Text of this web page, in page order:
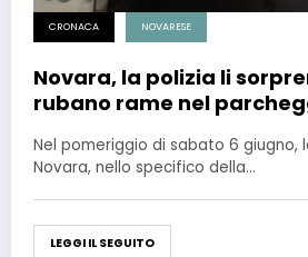
CRONACA NOVARESE
Novara, la polizia li
rubano rame nel
Nel pomeriggio di sabato 6 giugno,
Novara, nello specifico della…
LEGGI IL SEGUITO